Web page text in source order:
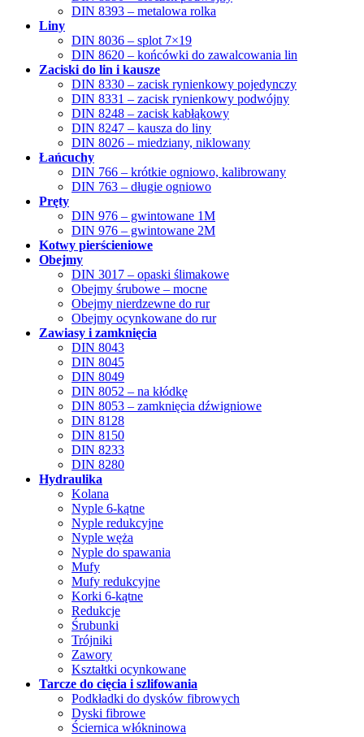
DIN 8393 – metalowa rolka
Liny
DIN 8036 – splot 7×19
DIN 8620 – końcówki do zawalcowania lin
Zaciski do lin i kausze
DIN 8330 – zacisk rynienkowy pojedynczy
DIN 8331 – zacisk rynienkowy podwójny
DIN 8248 – zacisk kabłąkowy
DIN 8247 – kausza do liny
DIN 8026 – miedziany, niklowany
Łańcuchy
DIN 766 – krótkie ogniowo, kalibrowany
DIN 763 – długie ogniowo
Pręty
DIN 976 – gwintowane 1M
DIN 976 – gwintowane 2M
Kotwy pierścieniowe
Obejmy
DIN 3017 – opaski ślimakowe
Obejmy śrubowe – mocne
Obejmy nierdzewne do rur
Obejmy ocynkowane do rur
Zawiasy i zamknięcia
DIN 8043
DIN 8045
DIN 8049
DIN 8052 – na kłódkę
DIN 8053 – zamknięcia dźwigniowe
DIN 8128
DIN 8150
DIN 8233
DIN 8280
Hydraulika
Kolana
Nyple 6-kątne
Nyple redukcyjne
Nyple węża
Nyple do spawania
Mufy
Mufy redukcyjne
Korki 6-kątne
Redukcje
Śrubunki
Trójniki
Zawory
Kształtki ocynkowane
Tarcze do cięcia i szlifowania
Podkładki do dysków fibrowych
Dyski fibrowe
Ściernica włókninowa